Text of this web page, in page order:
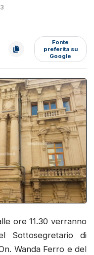
Fonte
preferita su
Google
ore 11.30 verranno
Sottosegretario di
Wanda Ferro e del